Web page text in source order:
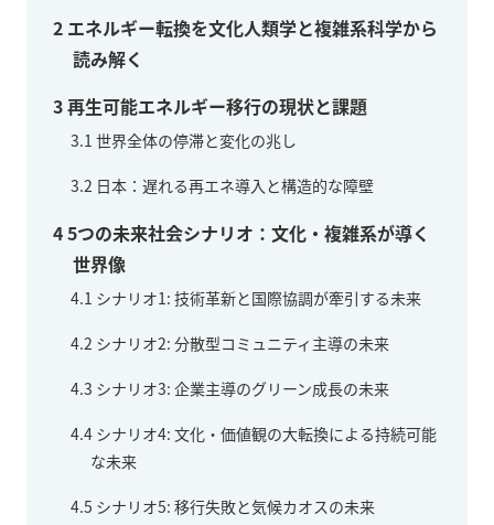
2 エネルギー転換を文化人類学と複雑系科学から
読み解く
3再生可能エネルギー移行の現状と課題
3.1 世界全体の停滞と変化の兆し
3.2 日本：遅れる再エネ導入と構造的な障壁
45つの未来社会シナリオ：文化・複雑系が導く
世界像
4.1 シナリオ1: 技術革新と国際協調が牽引する未来
4.2 シナリオ2: 分散型コミュニティ主導の未来
4.3 シナリオ3: 企業主導のグリーン成長の未来
4.4 シナリオ4: 文化・価値観の大転換による持続可能
な未来
4.5 シナリオ5: 移行失敗と気候カオスの未来